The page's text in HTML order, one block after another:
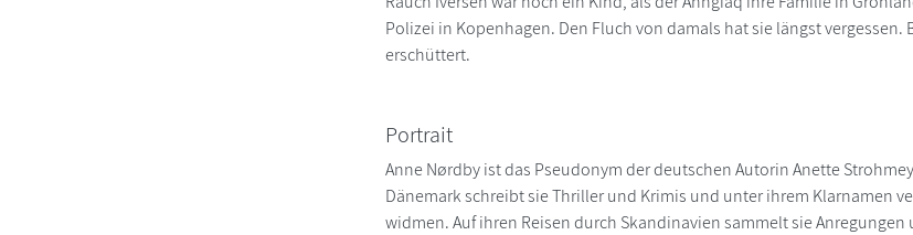
Polizei in Kopenhagen. Den Fluch von damals hat sie längst
erschüttert.
Portrait
Anne Nørdby ist das Pseudonym der deutschen Autorin Anette
Dänemark schreibt sie Thriller und Krimis und unter ihrem Klarnamen
widmen. Auf ihren Reisen durch Skandinavien sammelt sie